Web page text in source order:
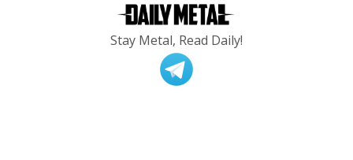
Stay Metal, Read Daily!